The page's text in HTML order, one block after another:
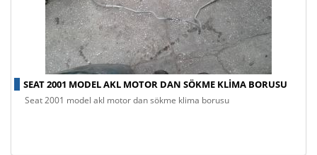
SEAT 2001 MODEL AKL MOTOR DAN SÖKME KLIMA BORUSU
seat 2001 model akl motor dan sökme klima borusu